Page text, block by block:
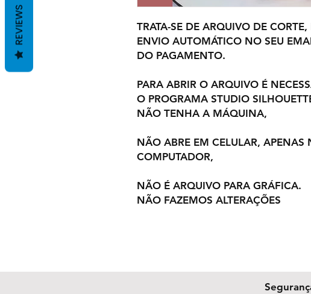
TRATA-SE DE ARQUIVO DE
ENVIO AUTOMÁTICO NO SEU
DO PAGAMENTO.
PARA ABRIR O ARQUIVO É
O PROGRAMA STUDIO
NÃO TENHA A MÁQUINA,
NÃO ABRE EM CELULAR, APENAS
COMPUTADOR,
NÃO É ARQUIVO PARA GRÁFICA.
NÃO FAZEMOS ALTERAÇÕES
REVIEWS